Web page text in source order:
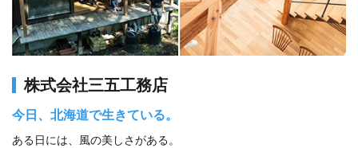
株式会社三五工務店
今日、北海道で生きている。
ある日には、風の美しさがある。